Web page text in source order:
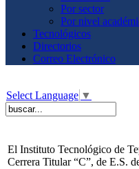
Por sector
Por nivel
Tecnológicos
Directorios
Correo Electrónico
Select Language ▼
El Instituto Tecnológico de
Cerrera Titular “C”, de E.S.